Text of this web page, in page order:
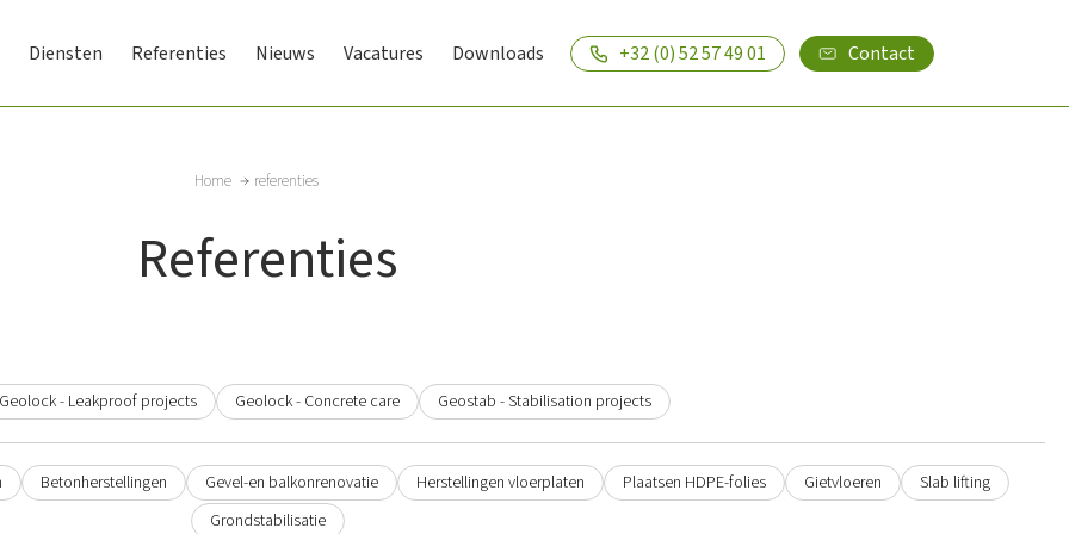
Diensten Referenties Nieuws Vacatures Downloads +32 (0) 52 57 49 01 Contact
Home referenties
Referenties
Geolock - Leakproof projects Geolock - Concrete care Geostab - Stabilisation projects
Betonherstellingen Gevel-en balkonrenovatie Herstellingen vloerplaten Plaatsen HDPE-folies Gietvloeren
Slab lifting
Grondstabilisatie